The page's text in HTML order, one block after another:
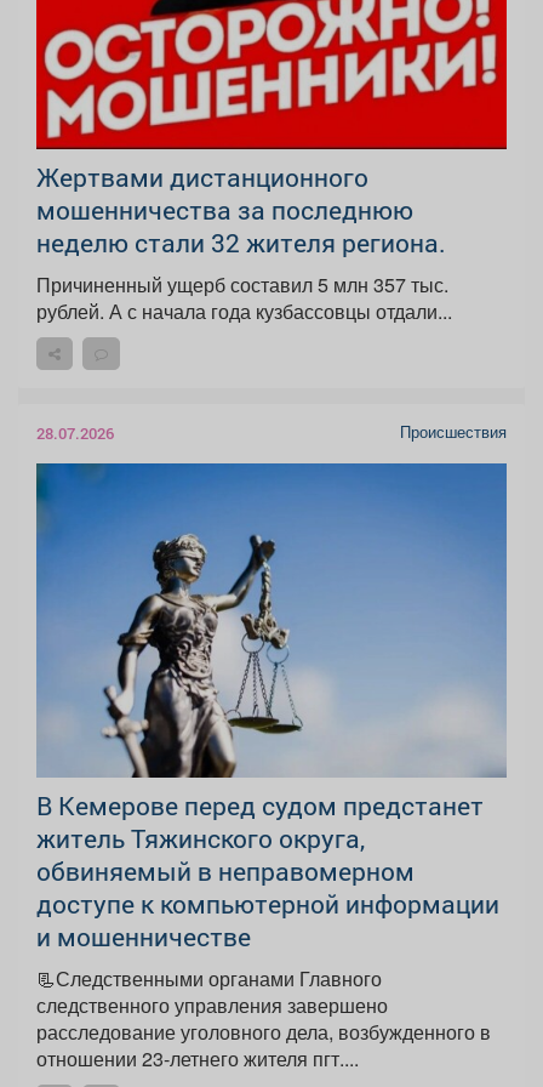
️Жертвами дистанционного
мошенничества за последнюю
неделю стали 32 жителя региона.
Причиненный ущерб составил 5 млн 357 тыс.
рублей. А с начала года кузбассовцы отдали...
28.07.2026 Происшествия
В Кемерове перед судом предстанет
житель Тяжинского округа,
обвиняемый в неправомерном
доступе к компьютерной информации
и мошенничестве
📃Следственными органами Главного
следственного управления завершено
расследование уголовного дела, возбужденного в
отношении 23-летнего жителя пгт....